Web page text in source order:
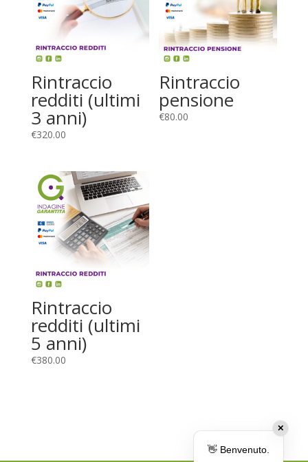
Rintraccio
redditi (ultimi
3 anni)
€320.00
Rintraccio
pensione
€80.00
Rintraccio
redditi (ultimi
5 anni)
€380.00
✕
👋 Benvenuto.